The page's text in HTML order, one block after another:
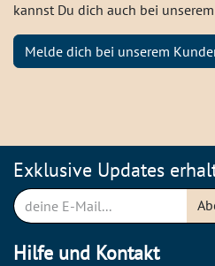
kannst Du dich auch bei
Melde dich bei unserem
Hilfe und Kontakt
Exklusive Updates